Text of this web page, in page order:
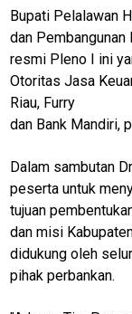
Bupati Pelalawan
dan
resmi Pleno I ini
Otoritas Jasa
Riau, Furry
dan Bank Mandiri,
Dalam sambutan
peserta untuk
tujuan
dan misi
didukung oleh
pihak perbankan.